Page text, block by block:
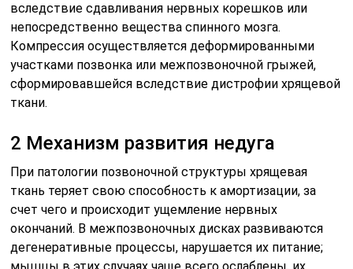
вследствие сдавливания нервных корешков или
непосредственно вещества спинного мозга.
Компрессия осуществляется деформированными
участками позвонка или межпозвоночной грыжей,
сформировавшейся вследствие дистрофии хрящевой
ткани.
2 Механизм развития недуга
При патологии позвоночной структуры хрящевая
ткань теряет свою способность к амортизации, за
счет чего и происходит ущемление нервных
окончаний. В межпозвоночных дисках развиваются
дегенеративные процессы, нарушается их питание;